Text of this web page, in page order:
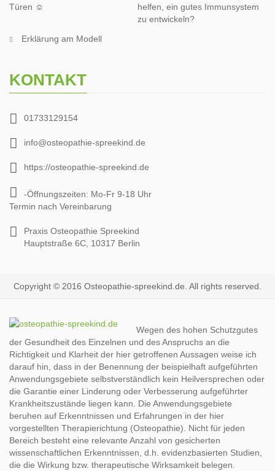
Türen ☺
helfen, ein gutes Immunsystem
zu entwickeln?
Erklärung am Modell
KONTAKT
01733129154
info@osteopathie-spreekind.de
https://osteopathie-spreekind.de
-Öffnungszeiten: Mo-Fr 9-18 Uhr
Termin nach Vereinbarung
Praxis Osteopathie Spreekind
Hauptstraße 6C, 10317 Berlin
Copyright © 2016 Osteopathie-spreekind.de. All rights reserved.
Wegen des hohen Schutzgutes
der Gesundheit des Einzelnen und des Anspruchs an die
Richtigkeit und Klarheit der hier getroffenen Aussagen weise ich
darauf hin, dass in der Benennung der beispielhaft aufgeführten
Anwendungsgebiete selbstverständlich kein Heilversprechen oder
die Garantie einer Linderung oder Verbesserung aufgeführter
Krankheitszustände liegen kann. Die Anwendungsgebiete
beruhen auf Erkenntnissen und Erfahrungen in der hier
vorgestellten Therapierichtung (Osteopathie). Nicht für jeden
Bereich besteht eine relevante Anzahl von gesicherten
wissenschaftlichen Erkenntnissen, d.h. evidenzbasierten Studien,
die die Wirkung bzw. therapeutische Wirksamkeit belegen.